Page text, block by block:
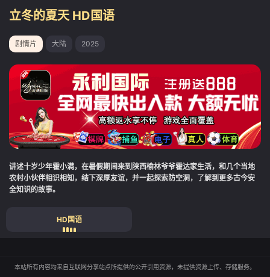
立冬的夏天 HD国语
剧情片 大陆 2025
讲述十岁少年霍小满，在暑假期间来到陕西榆林爷爷霍达家生活，和几个当地
农村小伙伴相识相知，结下深厚友谊，并一起探索防空洞，了解到更多古今安
全知识的故事。
HD国语
本站所有内容均来自互联网分享站点所提供的公开引用资源，未提供资源上传、存储服务。